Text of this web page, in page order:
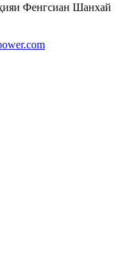
Фенгсиан Шанхай